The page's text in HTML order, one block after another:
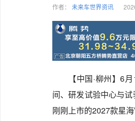
作者： 未来车世界资讯
【中国·柳州】6
间、研发试验中心与
刚刚上市的2027款星